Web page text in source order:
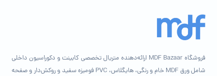
فروشگاه MDF Bazaar ارائه‌دهنده متریال تخصصی کابینت و دکوراسیون داخلی
شامل ورق MDF خام و رنگی، هایگلاس، PVC فومیزه سفید و روکش‌دار و صفحه